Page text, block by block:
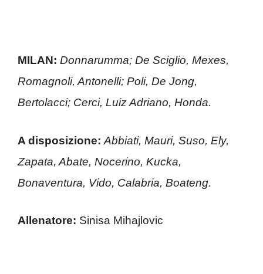
MILAN: Donnarumma; De Sciglio, Mexes,
Romagnoli, Antonelli; Poli, De Jong,
Bertolacci; Cerci, Luiz Adriano, Honda.
A disposizione: Abbiati, Mauri, Suso, Ely,
Zapata, Abate, Nocerino, Kucka,
Bonaventura, Vido, Calabria, Boateng.
Allenatore: Sinisa Mihajlovic